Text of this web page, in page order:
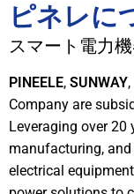
ピネレに
スマート電力
PINEELE, SUNWAY
Company are
Leveraging over 20
manufacturing,
electrical